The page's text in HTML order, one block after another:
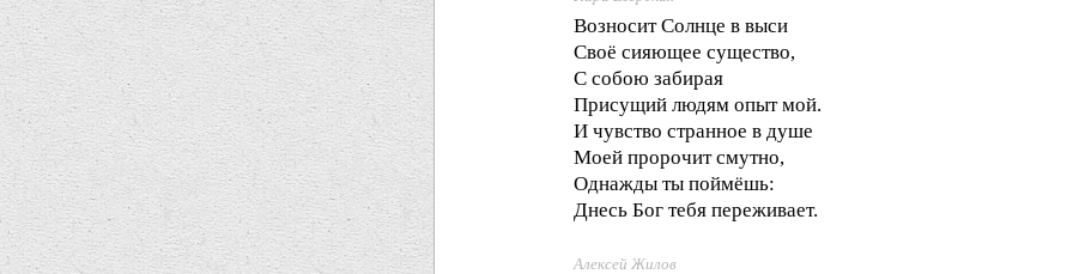
Возносит Солнце в выси
Своё сияющее существо,
С собою забирая
Присущий людям опыт мой.
И чувство странное в душе
Моей пророчит смутно,
Однажды ты поймёшь:
Днесь Бог тебя переживает.
Алексей Жилов